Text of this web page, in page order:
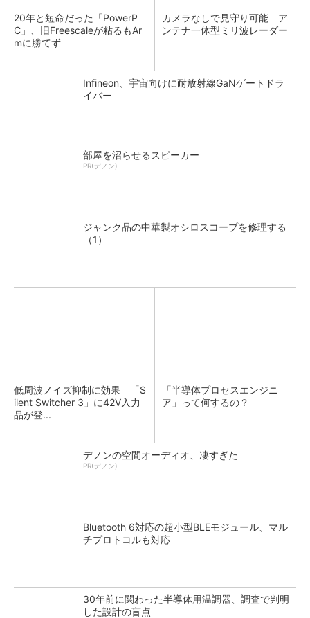
20年と短命だった「PowerP
C」、旧Freescaleが粘るもAr
mに勝てず
カメラなしで見守り可能 ア
ンテナ一体型ミリ波レーダー
Infineon、宇宙向けに耐放射線GaNゲートドラ
イバー
部屋を沼らせるスピーカー
PR(デノン)
ジャンク品の中華製オシロスコープを修理する
（1）
低周波ノイズ抑制に効果 「S
ilent Switcher 3」に42V入力
品が登...
「半導体プロセスエンジニ
ア」って何するの？
デノンの空間オーディオ、凄すぎた
PR(デノン)
Bluetooth 6対応の超小型BLEモジュール、マル
チプロトコルも対応
30年前に関わった半導体用温調器、調査で判明
した設計の盲点